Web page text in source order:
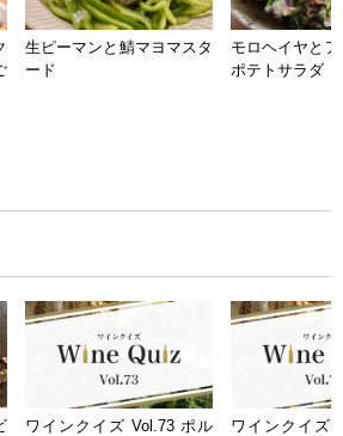
生ピーマンと鯖マヨマスタ
ード
モロヘイヤと
ポテトサラダ
ワインクイズ Vol.73 ポル
ワインクイズ